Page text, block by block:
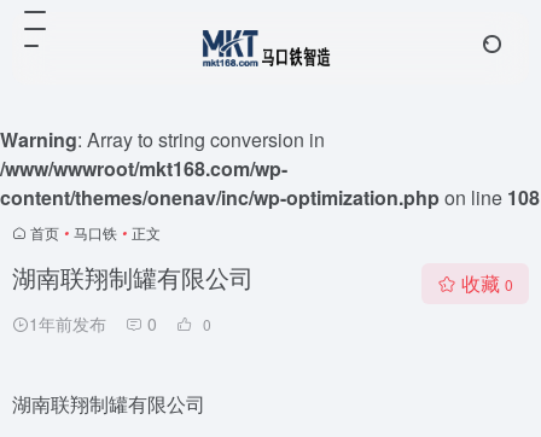
Warning: Array to string conversion in
/www/wwwroot/mkt168.com/wp-
content/themes/onenav/inc/wp-optimization.phpon line 108
首页 • 马口铁 • 正文
湖南联翔制罐有限公司
1年前发布 0 0
收藏 0
湖南联翔制罐有限公司